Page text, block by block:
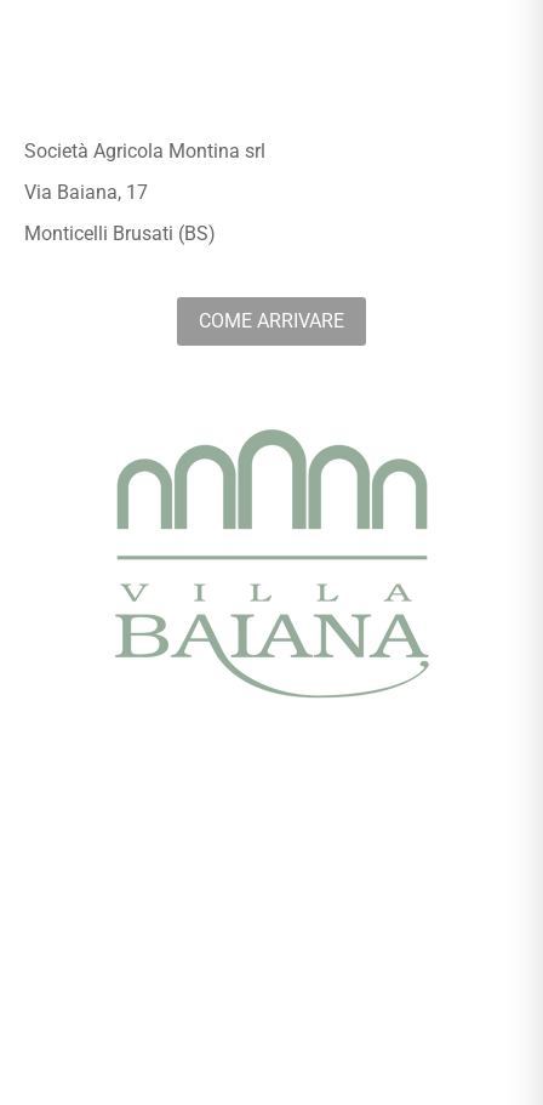
Società Agricola Montina srl
Via Baiana, 17
Monticelli Brusati (BS)
COME ARRIVARE